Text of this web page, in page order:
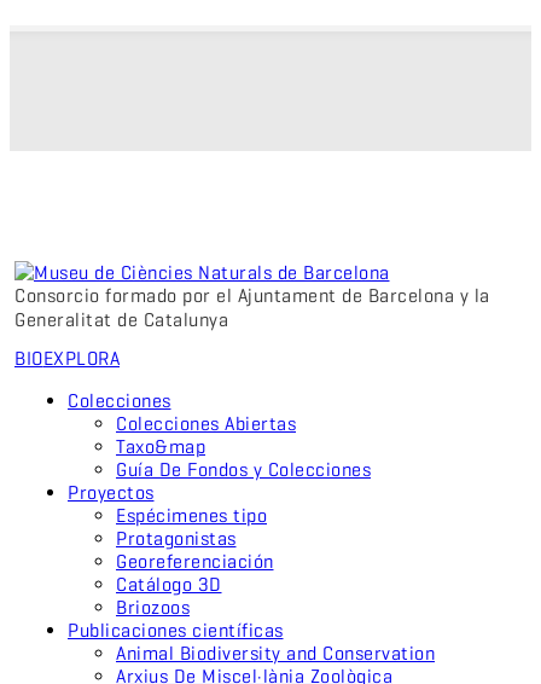
Consorcio formado por el Ajuntament de Barcelona y la
Generalitat de Catalunya
BIOEXPLORA
Colecciones
Colecciones Abiertas
Taxo&map
Guía De Fondos y Colecciones
Proyectos
Espécimenes tipo
Protagonistas
Georeferenciación
Catálogo 3D
Briozoos
Publicaciones científicas
Animal Biodiversity and Conservation
Arxius De Miscel·lània Zoològica